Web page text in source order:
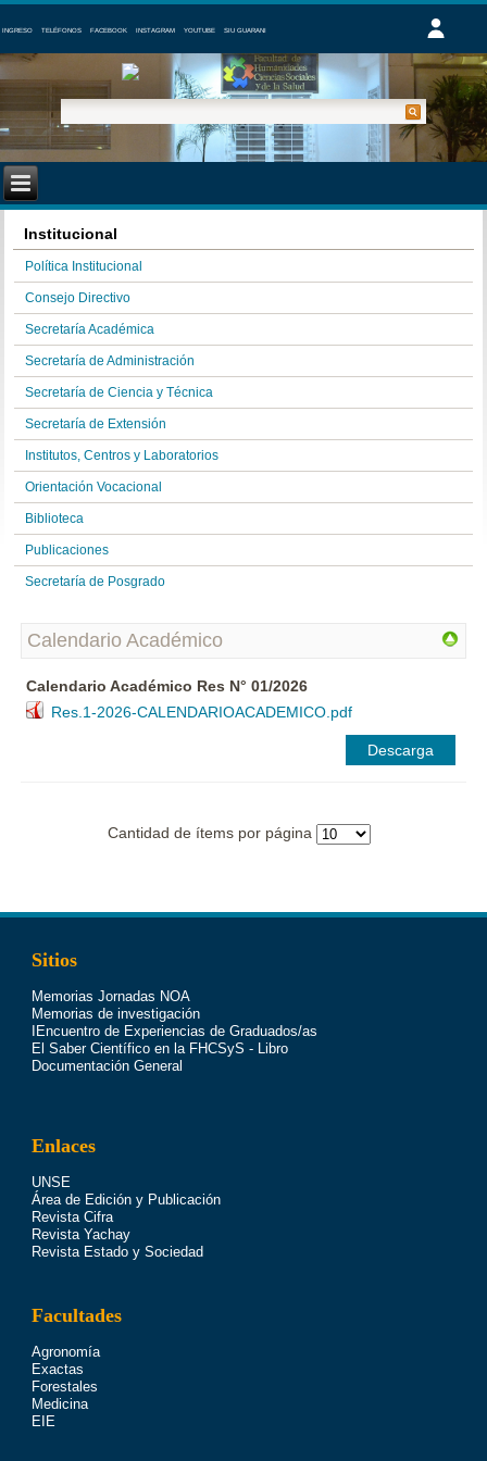
INGRESO TELÉFONOS FACEBOOK INSTAGRAM YOUTUBE SIU GUARANI
Institucional
Política Institucional
Consejo Directivo
Secretaría Académica
Secretaría de Administración
Secretaría de Ciencia y Técnica
Secretaría de Extensión
Institutos, Centros y Laboratorios
Orientación Vocacional
Biblioteca
Publicaciones
Secretaría de Posgrado
Calendario Académico
Calendario Académico Res N° 01/2026
Res.1-2026-CALENDARIOACADEMICO.pdf
Descarga
Cantidad de ítems por página
Sitios
Memorias Jornadas NOA
Memorias de investigación
IEncuentro de Experiencias de Graduados/as
El Saber Científico en la FHCSyS - Libro
Documentación General
Enlaces
UNSE
Área de Edición y Publicación
Revista Cifra
Revista Yachay
Revista Estado y Sociedad
Facultades
Agronomía
Exactas
Forestales
Medicina
EIE